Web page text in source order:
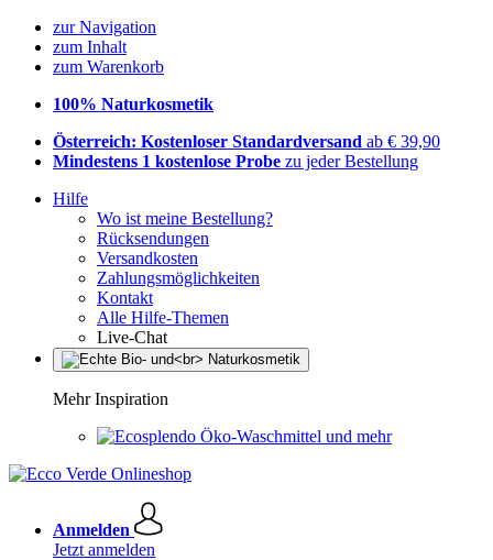
zur Navigation
zum Inhalt
zum Warenkorb
100% Naturkosmetik
Österreich: Kostenloser Standardversand ab € 39,90
Mindestens 1 kostenlose Probe zu jeder Bestellung
Hilfe
Wo ist meine Bestellung?
Rücksendungen
Versandkosten
Zahlungsmöglichkeiten
Kontakt
Alle Hilfe-Themen
Live-Chat
Mehr Inspiration
Öko-Waschmittel und mehr
Anmelden
Jetzt anmelden